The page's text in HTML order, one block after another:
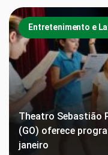
Entretenimento e
Theatro Sebastião
(GO) oferece
janeiro